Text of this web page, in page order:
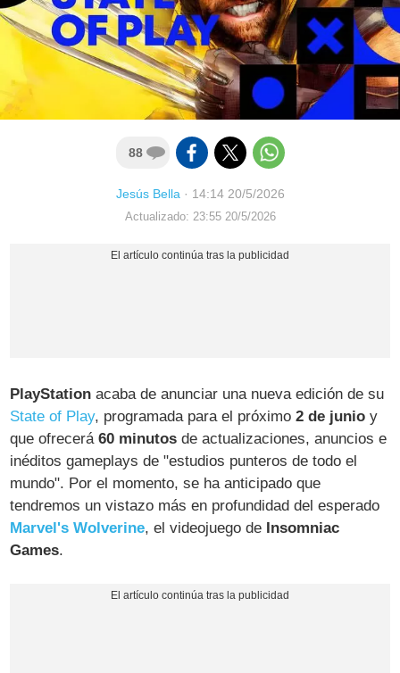
88
Jesús Bella· 14:14 20/5/2026
Actualizado: 23:55 20/5/2026
PlayStation acaba de anunciar una nueva edición de su
State of Play, programada para el próximo2 de junio y
que ofrecerá60 minutos de actualizaciones, anuncios e
inéditos gameplays de "estudios punteros de todo el
mundo". Por el momento, se ha anticipado que
tendremos un vistazo más en profundidad del esperado
Marvel's Wolverine, el videojuego de Insomniac
Games.